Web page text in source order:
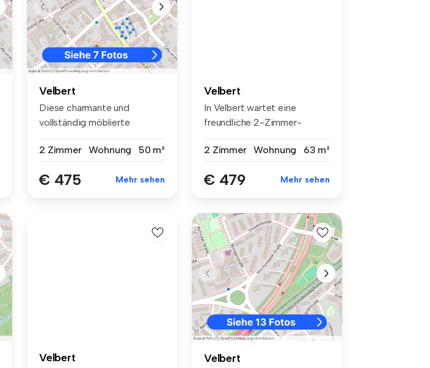
Velbert
Diese charmante und
vollständig möblierte
2 Zimmer
Wohnung 50 m²
€ 475 Mehr sehen
Velbert
In Velbert wartet eine
freundliche 2-Zimmer-
2 Zimmer
Wohnung 63 m²
€ 479 Mehr sehen
Velbert Velbert